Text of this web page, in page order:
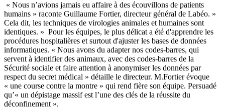
« Nous n’avions jamais eu affaire à des écouvillons de patients
humains » raconte Guillaume Fortier, directeur général de Labéo. »
Cela dit, les techniques de virologies animales et humaines sont
identiques. » Pour les équipes, le plus délicat a été d'apprendre les
procédures hospitalières et surtout d'ajuster les bases de données
informatiques. « Nous avons du adapter nos codes-barres, qui
servent à identifier des animaux, avec des codes-barres de la
Sécurité sociale et faire attention à anonymiser les données par
respect du secret médical » détaille le directeur. M.Fortier évoque
« une course contre la montre » qui rend fière son équipe. Persuadé
qu’« un dépistage massif est l’une des clés de la réussite du
déconfinement ».